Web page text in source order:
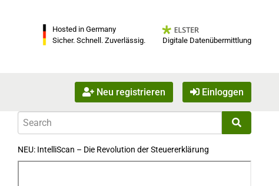
Hosted in Germany
Sicher. Schnell. Zuverlässig.
Digitale Datenübermittlung
Neu registrieren Einloggen
NEU: IntelliScan – Die Revolution der Steuererklärung